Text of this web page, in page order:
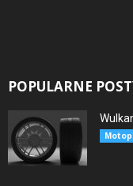
POPULARNE